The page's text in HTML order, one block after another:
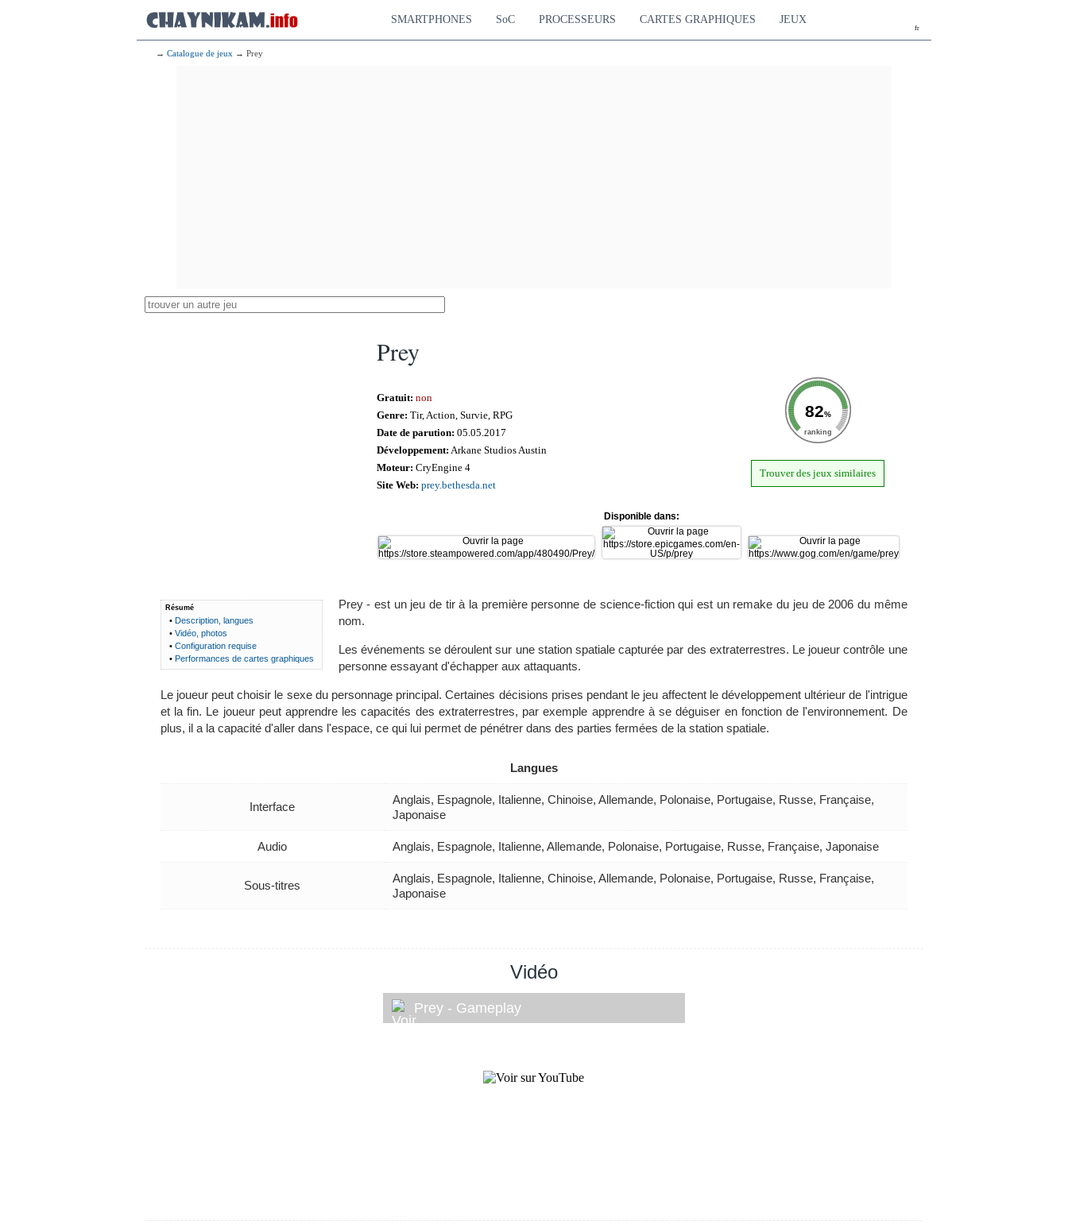
fr
SMARTPHONES SoC PROCESSEURS CARTES GRAPHIQUES JEUX
→ Catalogue de jeux → Prey
Prey
82%
ranking
Trouver des jeux similaires
Gratuit: non
Genre: Tir, Action, Survie, RPG
Date de parution: 05.05.2017
Développement: Arkane Studios Austin
Moteur: CryEngine 4
Site Web: prey.bethesda.net
Disponible dans:
Résumé
• Description, langues
• Vidéo, photos
• Configuration requise
• Performances de cartes graphiques
Prey - est un jeu de tir à la première personne de science-fiction qui est un remake du jeu de 2006 du même
nom.
Les événements se déroulent sur une station spatiale capturée par des extraterrestres. Le joueur contrôle une
personne essayant d'échapper aux attaquants.
Le joueur peut choisir le sexe du personnage principal. Certaines décisions prises pendant le jeu affectent le développement ultérieur de l'intrigue
et la fin. Le joueur peut apprendre les capacités des extraterrestres, par exemple apprendre à se déguiser en fonction de l'environnement. De
plus, il a la capacité d'aller dans l'espace, ce qui lui permet de pénétrer dans des parties fermées de la station spatiale.
Langues
Interface
Anglais, Espagnole, Italienne, Chinoise, Allemande, Polonaise, Portugaise, Russe, Française,
Japonaise
Audio Anglais, Espagnole, Italienne, Allemande, Polonaise, Portugaise, Russe, Française, Japonaise
Sous-titres
Anglais, Espagnole, Italienne, Chinoise, Allemande, Polonaise, Portugaise, Russe, Française,
Japonaise
Vidéo
Prey - Gameplay